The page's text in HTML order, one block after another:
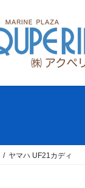
ヤマハ UF21カディ